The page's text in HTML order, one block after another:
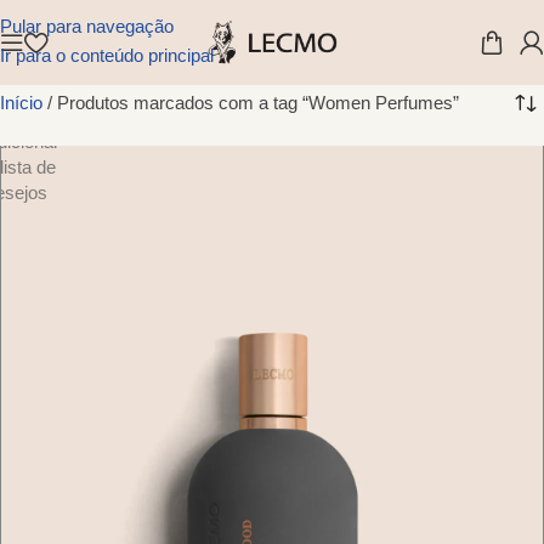
Pular para navegação
Ir para o conteúdo principal
Início / Produtos marcados com a tag “Women Perfumes”
de